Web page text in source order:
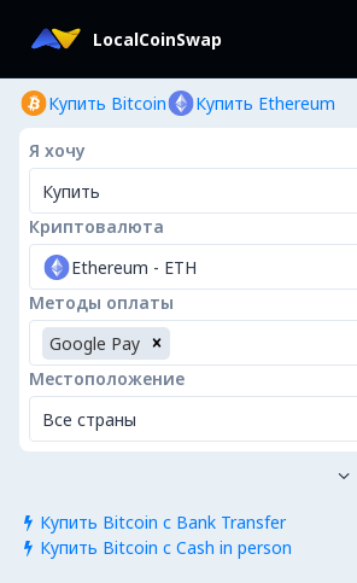
LocalCoinSwap
Купить Bitcoin Купить Ethereum
Я хочу
Купить
Криптовалюта
Ethereum - ETH
Методы оплаты
Google Pay
Местоположение
Все страны
 Купить Bitcoin с Bank Transfer
 Купить Bitcoin с Cash in person
